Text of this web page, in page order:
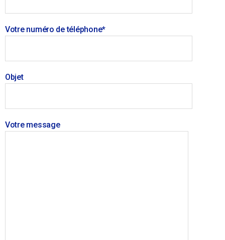
Votre numéro de téléphone*
Objet
Votre message